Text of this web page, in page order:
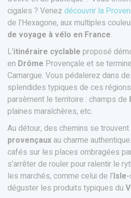
cigales ? Venez découvrir la
de l’Hexagone, aux multiples
de voyage à vélo en France.
L’itinéraire cyclable proposé
en Drôme Provençale et se
Camargue. Vous pédalerez dans
splendides typiques de ces
parsèment le territoire : champs de
plaines maraîchères, etc.
Au détour, des chemins se
provençauxau charme
cafés sur les places ombragées
s’arrêter de rouler pour ralentir le
les marchés, comme celui de l’
déguster les produits typiques du